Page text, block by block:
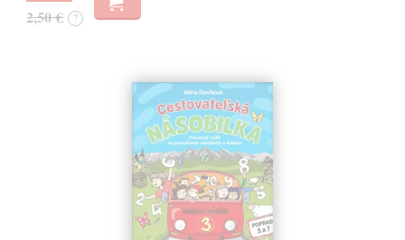
2,50 € ?